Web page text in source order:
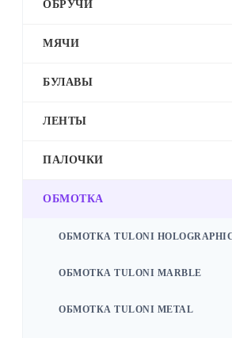
ОБРУЧИ
МЯЧИ
БУЛАВЫ
ЛЕНТЫ
ПАЛОЧКИ
ОБМОТКА
ОБМОТКА TULONI
ОБМОТКА TULONI MARBLE
ОБМОТКА TULONI METAL